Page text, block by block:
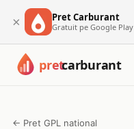
× Pret Carburant
Gratuit pe Google Play
← Pret GPL national